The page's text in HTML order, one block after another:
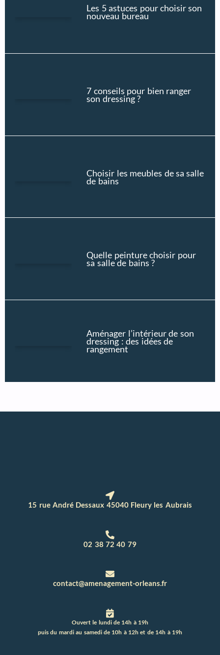
Les 5 astuces pour choisir son
nouveau bureau
7 conseils pour bien ranger
son dressing ?
Choisir les meubles de sa salle
de bains
Quelle peinture choisir pour
sa salle de bains ?
Aménager l’intérieur de son
dressing : des idées de
rangement
15 rue André Dessaux 45040 Fleury les Aubrais
02 38 72 40 79
contact@amenagement-orleans.fr
Ouvert le lundi de 14h à 19h
puis du mardi au samedi de 10h à 12h et de 14h à 19h